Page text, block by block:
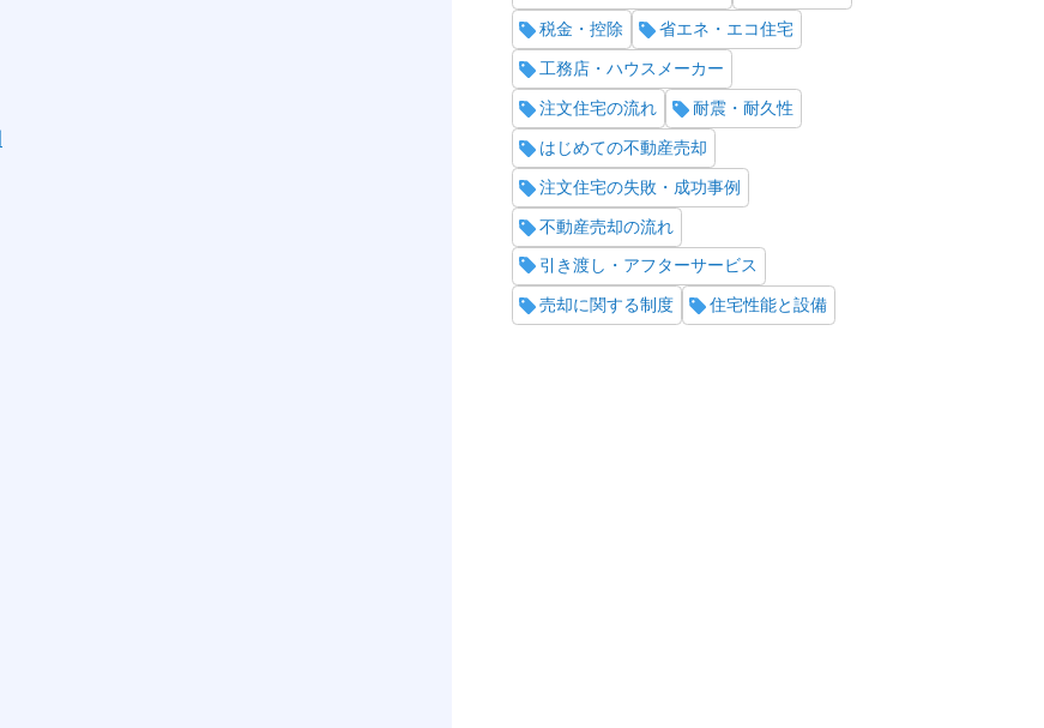
税金・控除 省エネ・エコ住宅
工務店・ハウスメーカー
注文住宅の流れ 耐震・耐久性
はじめての不動産売却
注文住宅の失敗・成功事例
不動産売却の流れ
引き渡し・アフターサービス
売却に関する制度 住宅性能と設備